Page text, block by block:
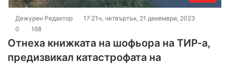
Дежурен Редактор
17:21ч, четвъртък, 21 декември, 2023
0
168
Отнеха книжката на шофьора на ТИР-а,
предизвикал катастрофата на